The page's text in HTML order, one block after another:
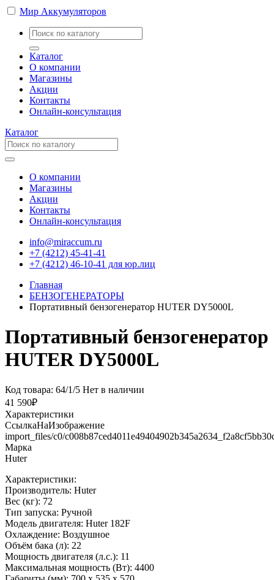
Мир Аккумуляторов
Каталог
О компании
Магазины
Акции
Контакты
Онлайн-консультация
Каталог
О компании
Магазины
Акции
Контакты
Онлайн-консультация
info@miraccum.ru
+7 (4212) 45-41-41
+7 (4212) 46-10-41 для юр.лиц
Главная
БЕНЗОГЕНЕРАТОРЫ
Портативный бензогенератор HUTER DY5000L
Портативный бензогенератор
HUTER DY5000L
Код товара: 64/1/5 Нет в наличии
41 590₽
Характеристики
СсылкаНаИзображение
import_files/c0/
Марка
Huter
Характеристики:
Производитель: Huter
Вес (кг): 72
Тип запуска: Ручной
Модель двигателя: Huter 182F
Охлаждение: Воздушное
Объём бака (л): 22
Мощность двигателя (л.с.): 11
Максимальная мощность (Вт): 4400